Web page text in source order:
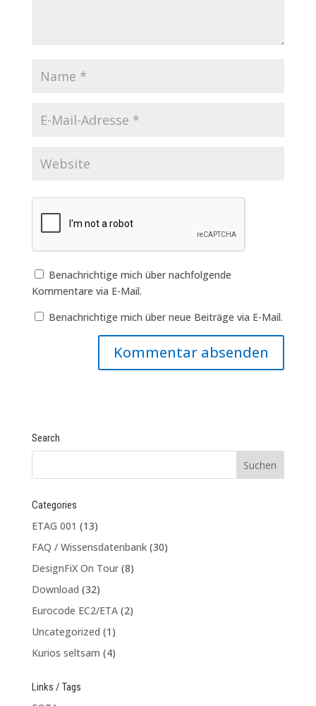
Benachrichtige mich über nachfolgende
Kommentare via E-Mail.
Benachrichtige mich über neue Beiträge via E-Mail.
Search
Categories
ETAG 001 (13)
FAQ / Wissensdatenbank(30)
DesignFiX On Tour(8)
Download (32)
Eurocode EC2/ETA(2)
Uncategorized (1)
Kurios seltsam (4)
Links / Tags